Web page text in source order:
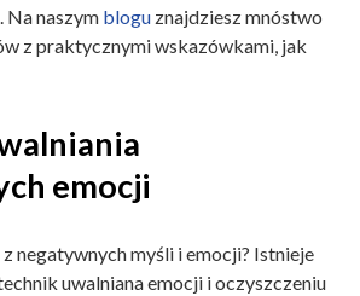
Na naszym blogu znajdziesz mnóstwo
z praktycznymi wskazówkami, jak
emocji
z negatywnych myśli i emocji? Istnieje
uwalniana emocji i oczyszczeniu